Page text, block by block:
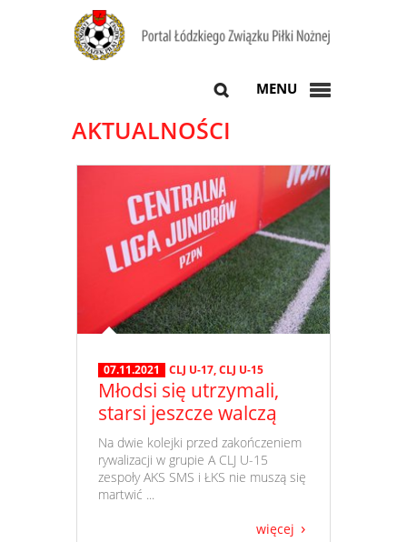
MENU
AKTUALNOŚCI
07.11.2021 CLJ U-17,CLJ U-15
Młodsi się utrzymali,
starsi jeszcze walczą
​ Na dwie kolejki przed zakończeniem
rywalizacji w grupie A CLJ U-15
zespoły AKS SMS i ŁKS nie muszą się
martwić ...
więcej